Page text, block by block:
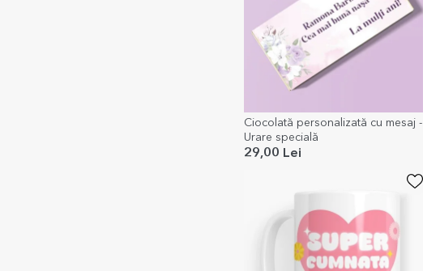
Ciocolată personalizată cu mesaj -
Urare specială
29,00 Lei